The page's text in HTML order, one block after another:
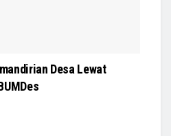
Desa Lewat